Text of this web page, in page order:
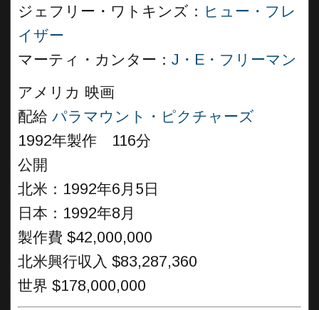
ジェフリー・ワトキンズ： ヒュー・フレ
イザー
マーティ・カンター： J・E・フリーマン
アメリカ 映画
配給 パラマウント・ピクチャーズ
1992年製作 116分
公開
北米：1992年6月5日
日本：1992年8月
製作費 $42,000,000
北米興行収入 $83,287,360
世界 $178,000,000